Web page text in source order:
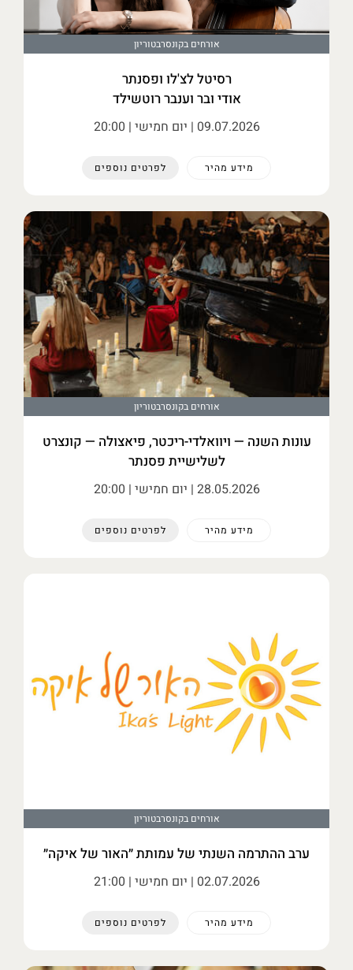
אורחים בקונסרבטוריון
רסיטל לצ'לו ופסנתר
אודי ובר וענבר רוטשילד
09.07.2026 | יום חמישי | 20:00
מידע מהיר לפרטים נוספים
אורחים בקונסרבטוריון
עונות השנה — ויוואלדי-ריכטר, פיאצולה — קונצרט
לשלישיית פסנתר
28.05.2026 | יום חמישי | 20:00
מידע מהיר לפרטים נוספים
אורחים בקונסרבטוריון
ערב ההתרמה השנתי של עמותת ״האור של איקה״
02.07.2026 | יום חמישי | 21:00
מידע מהיר לפרטים נוספים